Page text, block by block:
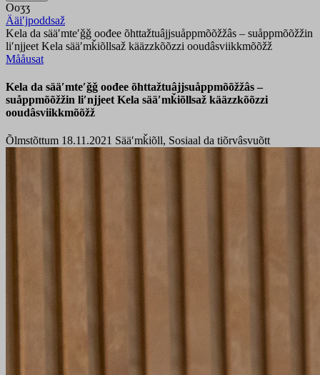
Ooʒʒ
Ääiʹjpoddsaž
Kela da sääʹmteʹǧǧ oođee õhttažtuâjjsuåppmõõžžâs – suåppmõõžžin
liʹnjjeet Kela sääʹmǩiõllsaž kääzzkõõzzi ooudâsviikkmõõžž
Mååusat
Kela da sääʹmteʹǧǧ oođee õhttažtuâjjsuåppmõõžžâs –
suåppmõõžžin liʹnjjeet Kela sääʹmǩiõllsaž kääzzkõõzzi
ooudâsviikkmõõžž
Õlmstõttum 18.11.2021 Sääʹmǩiõll, Sosiaal da tiõrvâsvuõtt